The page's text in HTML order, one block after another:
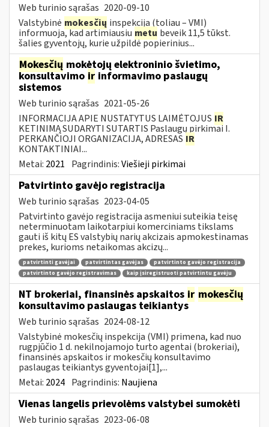
Web turinio sąrašas 2020-09-10
Valstybinė mokesčių inspekcija (toliau – VMI)
informuoja, kad artimiausiu metu beveik 11,5 tūkst.
šalies gyventojų, kurie užpildė popierinius...
Mokesčių mokėtojų elektroninio švietimo,
konsultavimo ir informavimo paslaugų
sistemos
Web turinio sąrašas 2021-05-26
INFORMACIJA APIE NUSTATYTUS LAIMĖTOJUS IR
KETINIMĄ SUDARYTI SUTARTIS Paslaugų pirkimai I.
PERKANČIOJI ORGANIZACIJA, ADRESAS IR
KONTAKTINIAI...
Metai: 2021 Pagrindinis:Viešieji pirkimai
Patvirtinto gavėjo registracija
Web turinio sąrašas 2023-04-05
Patvirtinto gavėjo registracija asmeniui suteikia teisę
neterminuotam laikotarpiui komerciniams tikslams
gauti iš kitų ES valstybių narių akcizais apmokestinamas
prekes, kurioms netaikomas akcizų...
patvirtinti gavėjai patvirtintas gavėjas
patvirtinto gavėjo registracija
patvirtinto gavėjo registravimas
kaip įsiregistruoti patvirtintu gavėju
NT brokeriai, finansinės apskaitos ir mokesčių
konsultavimo paslaugas teikiantys
Web turinio sąrašas 2024-08-12
Valstybinė mokesčių inspekcija (VMI) primena, kad nuo
rugpjūčio 1 d. nekilnojamojo turto agentai (brokeriai),
finansinės apskaitos ir mokesčių konsultavimo
paslaugas teikiantys gyventojai[1],...
Metai: 2024 Pagrindinis: Naujiena
Vienas langelis prievolėms valstybei sumokėti
Web turinio sąrašas 2023-06-08